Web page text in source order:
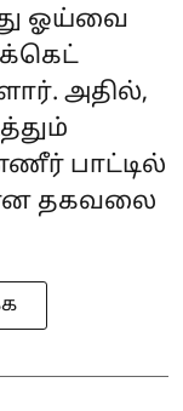
ஓய்வை
அதில்,
பாட்டில்
தகவலை